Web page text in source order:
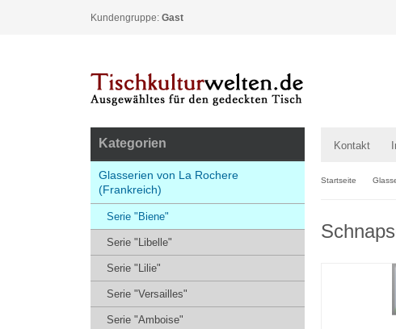
Kundengruppe: Gast
Kontakt
Startseite
Kategorien
Glasserien von La Rochere
(Frankreich)
Serie "Biene"
Serie "Libelle"
Serie "Lilie"
Serie "Versailles"
Serie "Amboise"